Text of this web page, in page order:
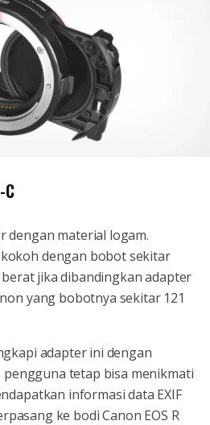
dengan material logam.
dengan bobot sekitar
jika dibandingkan adapter
yang bobotnya sekitar 121
adapter ini dengan
pengguna tetap bisa menikmati
informasi data EXIF
ke bodi Canon EOS R